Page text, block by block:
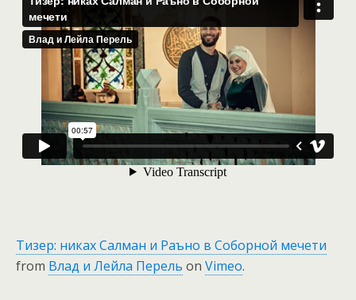
Тизер: никах Салман и Раъно в Соборной мечети
from Влад и Лейла Перель on Vimeo.